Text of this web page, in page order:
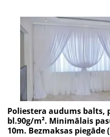
Poliestera audums balts,
bl.90g/m². Minimālais
10m. Bezmaksas piegāde